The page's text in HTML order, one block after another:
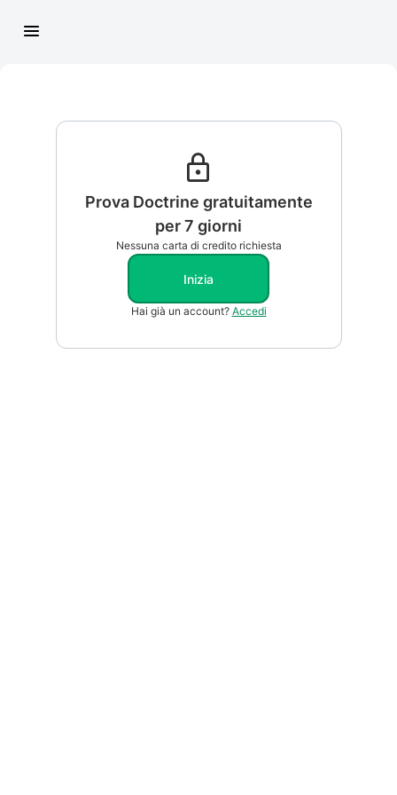
Salta al contenuto
Prova Doctrine gratuitamente
per 7 giorni
Nessuna carta di credito richiesta
Inizia
Hai già un account? Accedi